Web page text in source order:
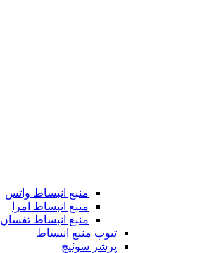
منبع انبساط واتس
منبع انبساط امرا
منبع انبساط تفسان
تیوپ منبع انبساط
پرشر سوئیچ